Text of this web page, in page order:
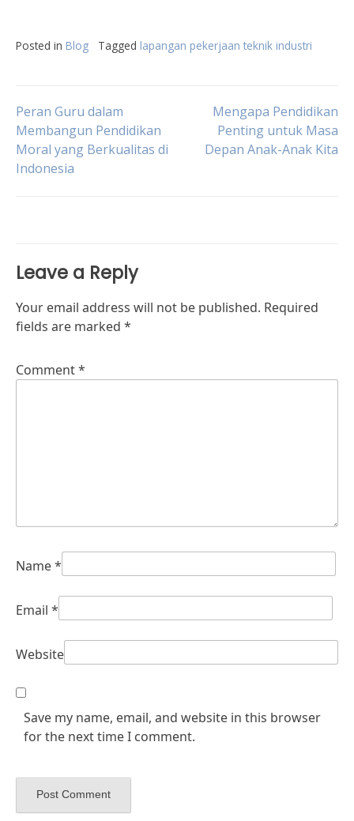
Posted in Blog Tagged lapangan pekerjaan teknik industri
Post
navigation
Peran Guru dalam
Membangun Pendidikan
Moral yang Berkualitas di
Indonesia
Mengapa Pendidikan
Penting untuk Masa
Depan Anak-Anak Kita
Leave a Reply
Your email address will not be published. Required
fields are marked *
Comment*
Name*
Email *
Website
Save my name, email, and website in this browser
for the next time I comment.